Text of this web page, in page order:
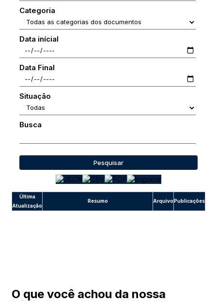
Categoria
Data inícial
Data Final
Situação
Busca
Pesquisar
Última
Atualização
Resumo ArquivoPublicações
O que você achou da nossa